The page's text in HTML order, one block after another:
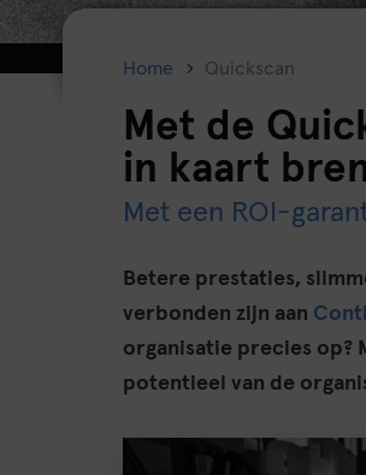
Home Quickscan
Met de
in kaart
Met een ROI-
Betere prestaties,
verbonden zijn aan
organisatie precies op?
potentieel van de